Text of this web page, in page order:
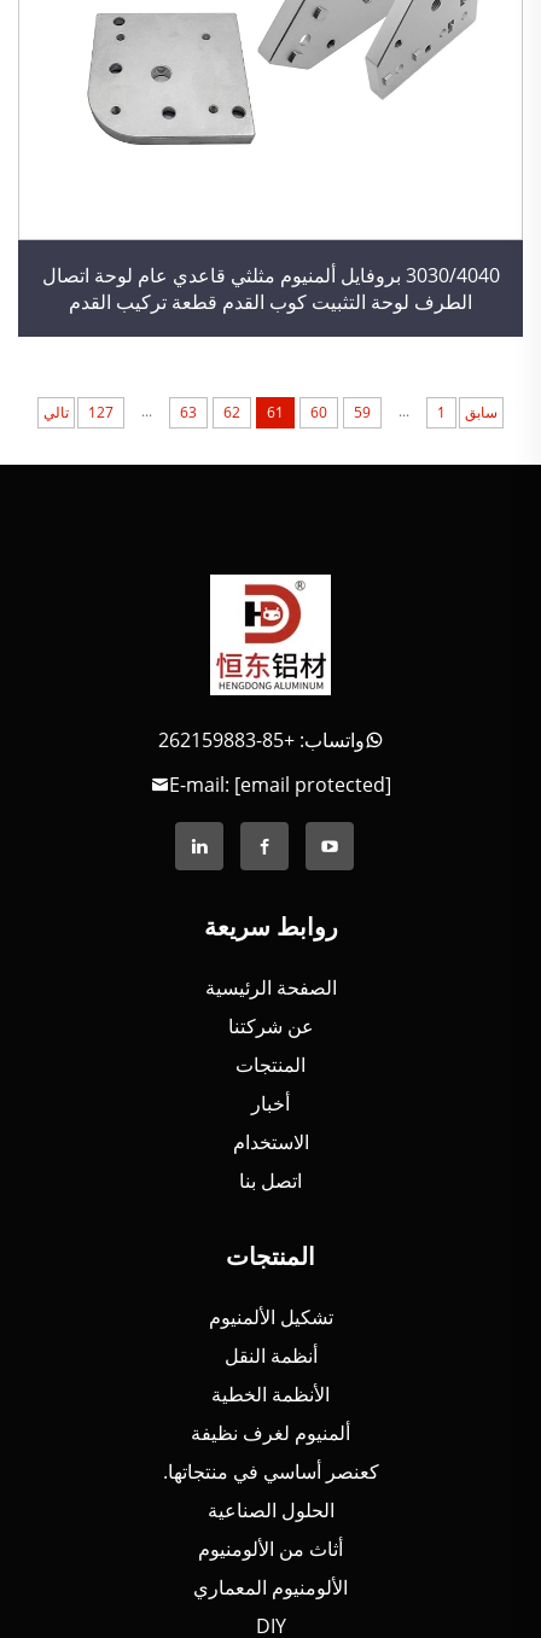
3030/4040 بروفايل ألمنيوم مثلثي قاعدي عام لوحة اتصال
الطرف لوحة التثبيت كوب القدم قطعة تركيب القدم
سابق 1
...
59
60
61
62
63
...
127 تالي
واتساب: +85-262159883
E-mail: [email protected]
روابط سريعة
الصفحة الرئيسية
عن شركتنا
المنتجات
أخبار
الاستخدام
اتصل بنا
المنتجات
تشكيل الألمنيوم
أنظمة النقل
الأنظمة الخطية
ألمنيوم لغرف نظيفة
كعنصر أساسي في منتجاتها.
الحلول الصناعية
أثاث من الألومنيوم
الألومنيوم المعماري
DIY